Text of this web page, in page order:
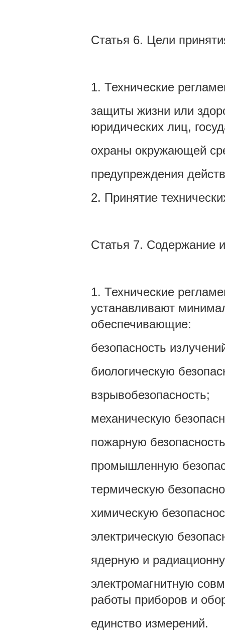
Статья 6. Цели
1. Технические
защиты жизни или
юридических лиц,
охраны окружающей
предупреждения
2. Принятие
Статья 7. Содержание
1. Технические
устанавливают
обеспечивающие:
безопасность
биологическую
взрывобезопасность;
механическую
пожарную
промышленную
термическую
химическую
электрическую
ядерную и
электромагнитную
работы приборов и
единство измерений.